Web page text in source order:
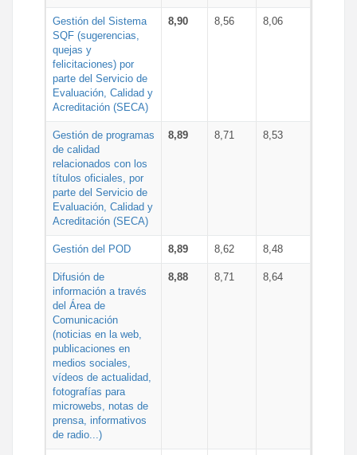
Gestión del Sistema
SQF (sugerencias,
quejas y
felicitaciones) por
parte del Servicio de
Evaluación, Calidad y
Acreditación (SECA)
8,90 8,56 8,06
Gestión de programas
de calidad
relacionados con los
títulos oficiales, por
parte del Servicio de
Evaluación, Calidad y
Acreditación (SECA)
8,89 8,71 8,53
Gestión del POD 8,89 8,62 8,48
Difusión de
información a través
del Área de
Comunicación
(noticias en la web,
publicaciones en
medios sociales,
vídeos de actualidad,
fotografías para
microwebs, notas de
prensa, informativos
de radio...)
8,88 8,71 8,64